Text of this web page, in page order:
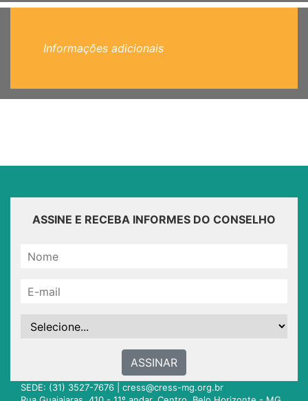
Informações adicionais
ASSINE E RECEBA INFORMES DO CONSELHO
ASSINAR
SEDE: (31) 3527-7676 | cress@cress-mg.org.br